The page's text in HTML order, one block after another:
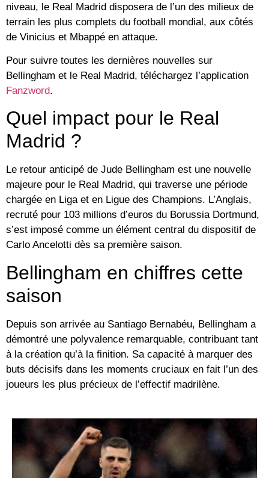
niveau, le Real Madrid disposera de l’un des milieux de
terrain les plus complets du football mondial, aux côtés
de Vinicius et Mbappé en attaque.
Pour suivre toutes les dernières nouvelles sur
Bellingham et le Real Madrid, téléchargez l’application
Fanzword.
Quel impact pour le Real
Madrid ?
Le retour anticipé de Jude Bellingham est une nouvelle
majeure pour le Real Madrid, qui traverse une période
chargée en Liga et en Ligue des Champions. L’Anglais,
recruté pour 103 millions d’euros du Borussia Dortmund,
s’est imposé comme un élément central du dispositif de
Carlo Ancelotti dès sa première saison.
Bellingham en chiffres cette
saison
Depuis son arrivée au Santiago Bernabéu, Bellingham a
démontré une polyvalence remarquable, contribuant tant
à la création qu’à la finition. Sa capacité à marquer des
buts décisifs dans les moments cruciaux en fait l’un des
joueurs les plus précieux de l’effectif madrilène.